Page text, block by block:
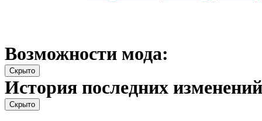
Возможности мода:
История последних